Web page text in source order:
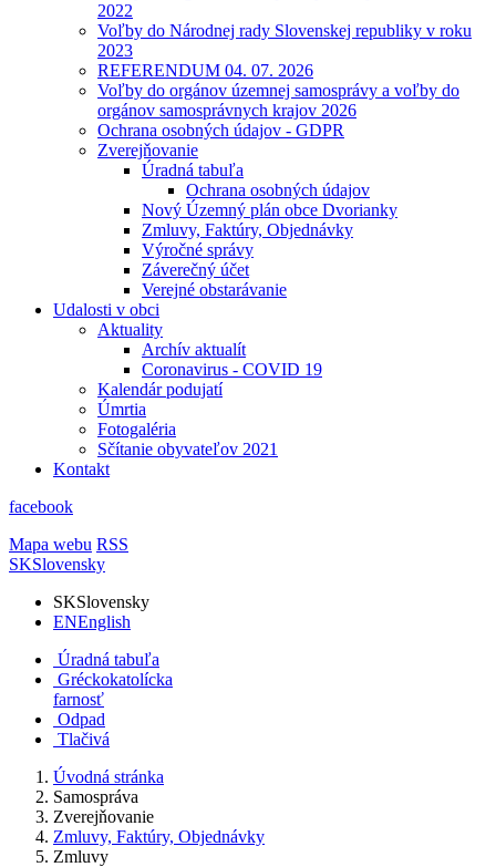
2022
Voľby do Národnej rady Slovenskej republiky v roku
2023
REFERENDUM 04. 07. 2026
Voľby do orgánov územnej samosprávy a voľby do
orgánov samosprávnych krajov 2026
Ochrana osobných údajov - GDPR
Zverejňovanie
Úradná tabuľa
Ochrana osobných údajov
Nový Územný plán obce Dvorianky
Zmluvy, Faktúry, Objednávky
Výročné správy
Záverečný účet
Verejné obstarávanie
Udalosti v obci
Aktuality
Archív aktualít
Coronavirus - COVID 19
Kalendár podujatí
Úmrtia
Fotogaléria
Sčítanie obyvateľov 2021
Kontakt
facebook
Mapa webu RSS
SKSlovensky
SKSlovensky
ENEnglish
Úradná tabuľa
Gréckokatolícka
farnosť
Odpad
Tlačivá
Úvodná stránka
Samospráva
Zverejňovanie
Zmluvy, Faktúry, Objednávky
Zmluvy